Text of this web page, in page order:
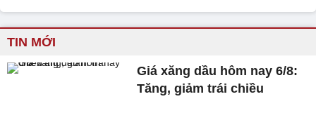
TIN MỚI
Giá xăng dầu hôm nay 6/8:
Tăng, giảm trái chiều